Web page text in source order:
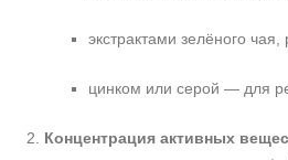
экстрактами зелёного
цинком или серой — для
Концентрация активных